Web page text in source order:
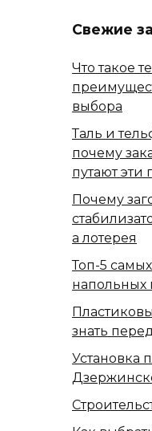
Свежие
Что такое
выбора
Таль и
почему
путают эти
Почему
а лотерея
Топ-5
напольных
знать
Установка